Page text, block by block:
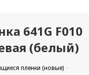
641G F010
(белый)
пленки (новые)